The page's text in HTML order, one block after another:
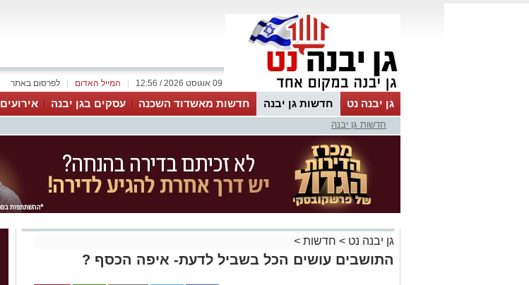
לפרסום באתר המייל האדום 09 אוגוסט 2026 / 12:56
גן יבנה נט חדשות גן יבנה חדשות מאשדוד השכנה עסקים בגן יבנה אירועים
MyKehila
חדשות גן יבנה
גן יבנה נט > חדשות >
התושבים עושים הכל בשביל לדעת- איפה הכסף ?